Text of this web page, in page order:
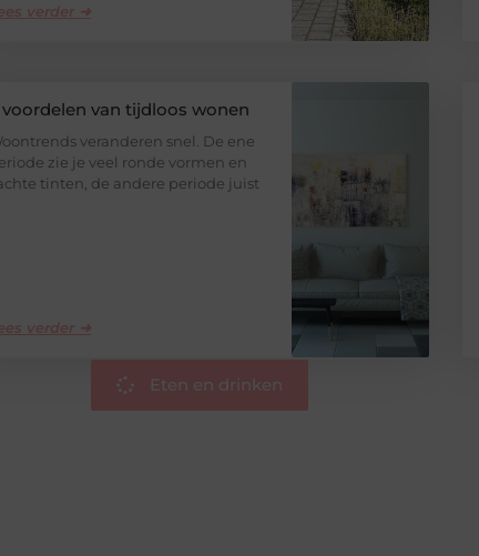
verder ➜
voordelen van tijdloos wonen
veranderen snel. De ene
zie je veel ronde vormen en
tinten, de andere periode juist
verder ➜
Eten en drinken